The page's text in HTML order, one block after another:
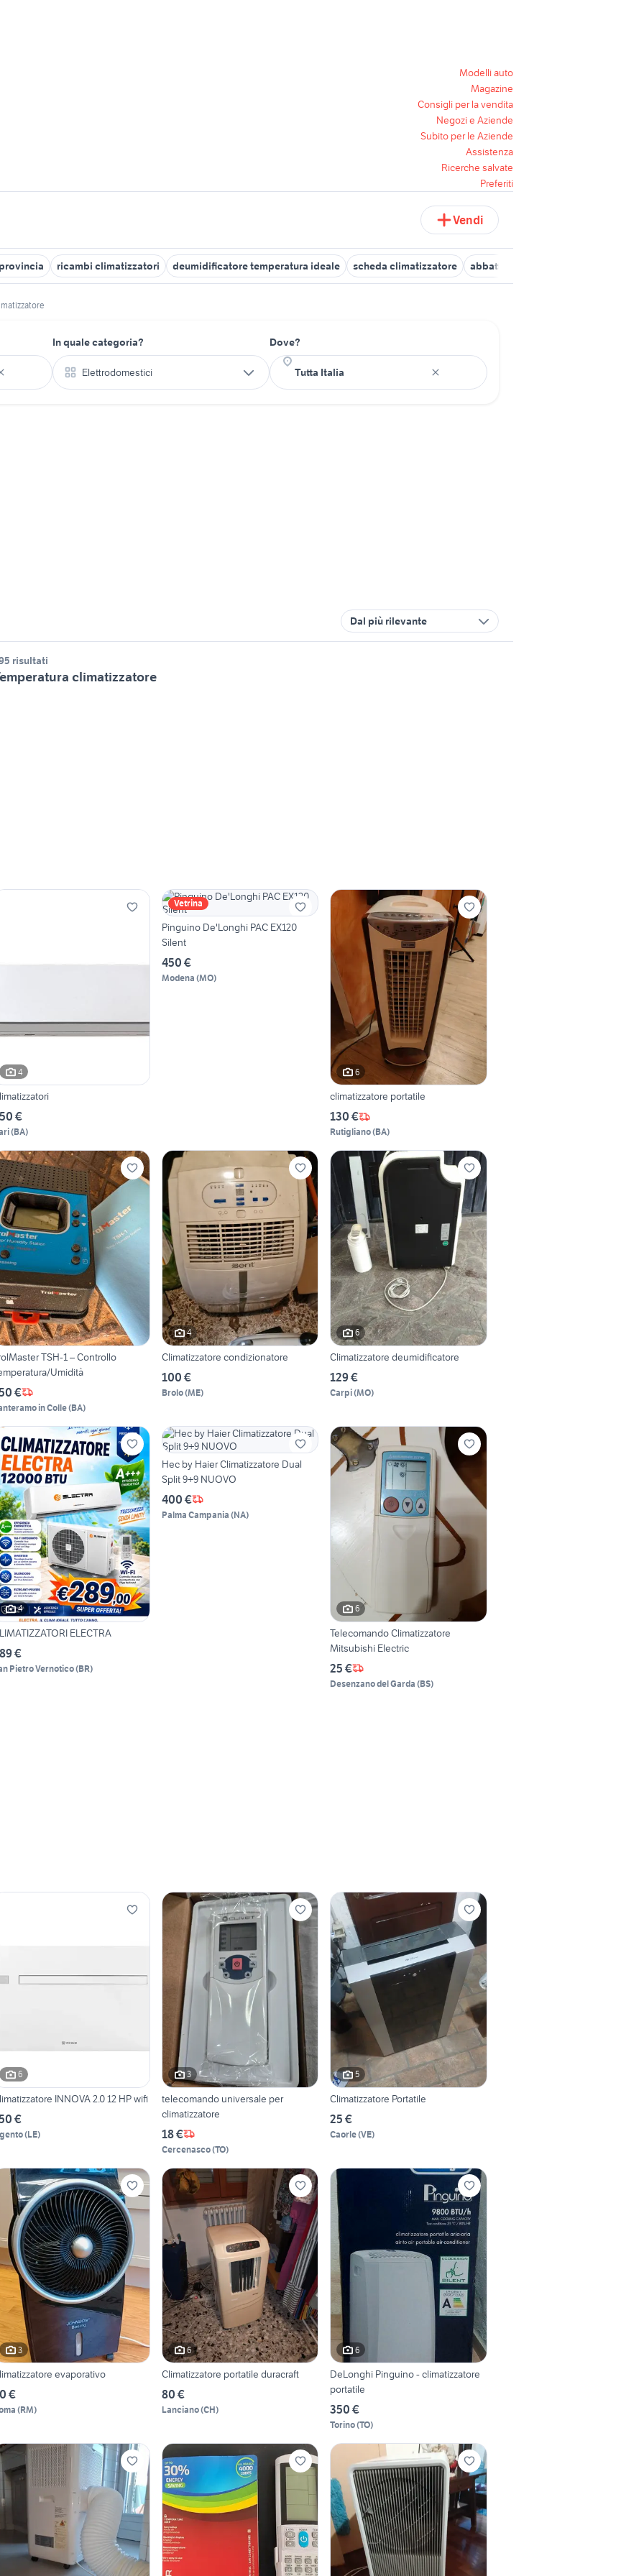
Modelli auto
Magazine
Consigli per la vendita
Negozi e Aziende
Subito per le Aziende
Assistenza
Ricerche salvate
Preferiti
Vendi
ricambi climatizzatori deumidificatore temperatura ideale scheda climatizzatore abbattitori di temperatura
In quale categoria?
Elettrodomestici
Dove?
Dal più rilevante
risultati
climatizzatore
4
€
(BA)
Vetrina
Pinguino De'Longhi PAC EX120
Silent
450 €
Modena (MO)
6
climatizzatore portatile
130 €
Rutigliano(BA)
TSH-1 – Controllo
Umidità
€
in Colle(BA)
4
Climatizzatore condizionatore
100 €
Brolo(ME)
6
Climatizzatore deumidificatore
129 €
Carpi(MO)
4
ELECTRA
€
Pietro Vernotico(BR)
Hec by Haier Climatizzatore Dual
Split 9+9 NUOVO
400 €
Palma Campania (NA)
6
Telecomando Climatizzatore
Mitsubishi Electric
25 €
Desenzano del Garda (BS)
6
INNOVA 2.0 12 HP wifi
€
(LE)
3
telecomando universale per
climatizzatore
18 €
Cercenasco(TO)
5
Climatizzatore Portatile
25 €
Caorle(VE)
3
evaporativo
€
(RM)
6
Climatizzatore portatile duracraft
80 €
Lanciano(CH)
6
DeLonghi Pinguino - climatizzatore
portatile
350 €
Torino(TO)